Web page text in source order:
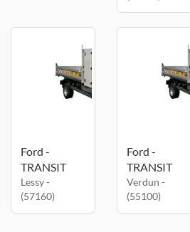
Ford -
TRANSIT
Lessy -
(57160)
Ford -
TRANSIT
Verdun -
(55100)